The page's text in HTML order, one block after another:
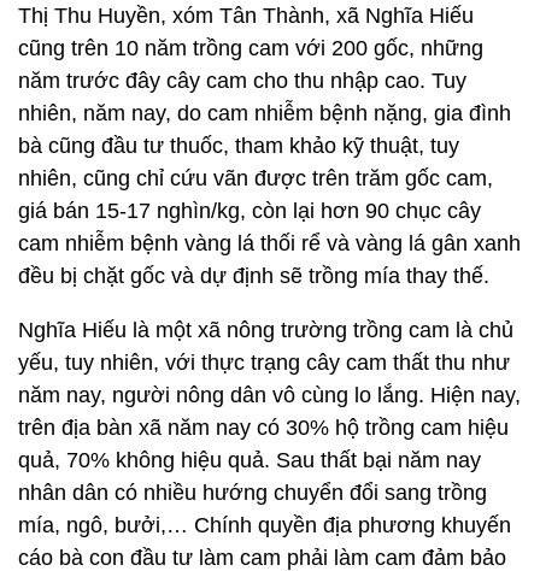
Thị Thu Huyền, xóm Tân Thành, xã Nghĩa Hiếu
cũng trên 10 năm trồng cam với 200 gốc, những
năm trước đây cây cam cho thu nhập cao. Tuy
nhiên, năm nay, do cam nhiễm bệnh nặng, gia đình
bà cũng đầu tư thuốc, tham khảo kỹ thuật, tuy
nhiên, cũng chỉ cứu vãn được trên trăm gốc cam,
giá bán 15-17 nghìn/kg, còn lại hơn 90 chục cây
cam nhiễm bệnh vàng lá thối rể và vàng lá gân xanh
đều bị chặt gốc và dự định sẽ trồng mía thay thế.
Nghĩa Hiếu là một xã nông trường trồng cam là chủ
yếu, tuy nhiên, với thực trạng cây cam thất thu như
năm nay, người nông dân vô cùng lo lắng. Hiện nay,
trên địa bàn xã năm nay có 30% hộ trồng cam hiệu
quả, 70% không hiệu quả. Sau thất bại năm nay
nhân dân có nhiều hướng chuyển đổi sang trồng
mía, ngô, bưởi,… Chính quyền địa phương khuyến
cáo bà con đầu tư làm cam phải làm cam đảm bảo